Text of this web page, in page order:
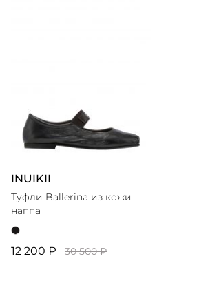
INUIKII
Туфли Ballerina из кожи
наппа
12 200 ₽ 30 500 ₽